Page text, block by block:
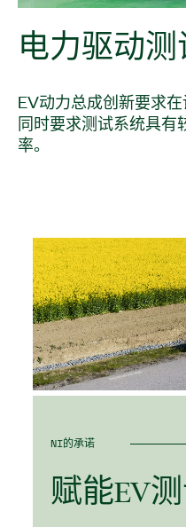
电力驱动测
EV动力总成创新要求在
同时要求测试系统具有
率。
NI的承诺
赋能EV